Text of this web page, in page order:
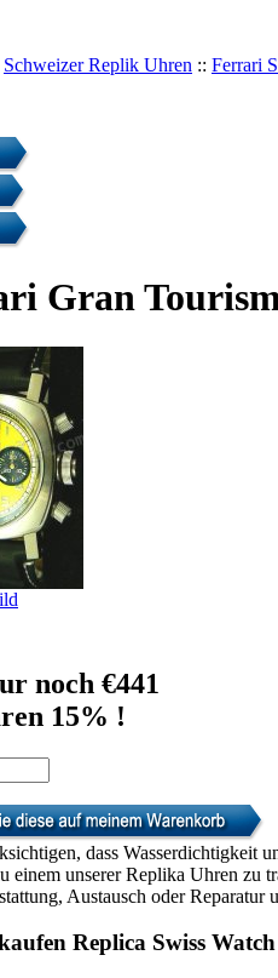
Schweizer Replik Uhren :: Ferrari
Gran
noch €441
15% !
dass Wasserdichtigkeit
einem unserer Replika Uhren zu
Austausch oder Reparatur
Replica Swiss